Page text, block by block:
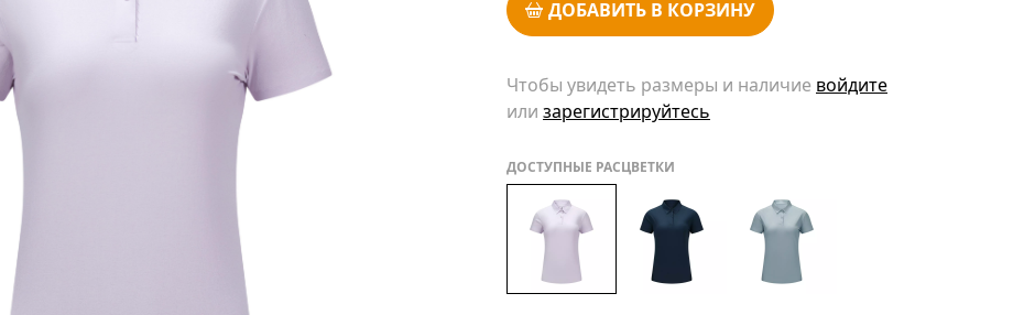
ДОБАВИТЬ В КОРЗИНУ
Чтобы увидеть размеры и наличие войдите
или зарегистрируйтесь
ДОСТУПНЫЕ РАСЦВЕТКИ